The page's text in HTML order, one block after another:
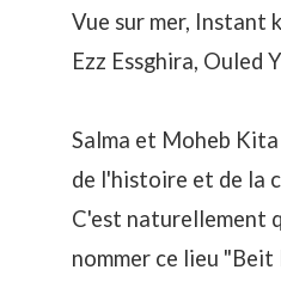
Vue sur mer, Instant
Ezz Essghira, Ouled
Salma et Moheb
de l'histoire et de la
C'est naturellement
nommer ce lieu "Beit